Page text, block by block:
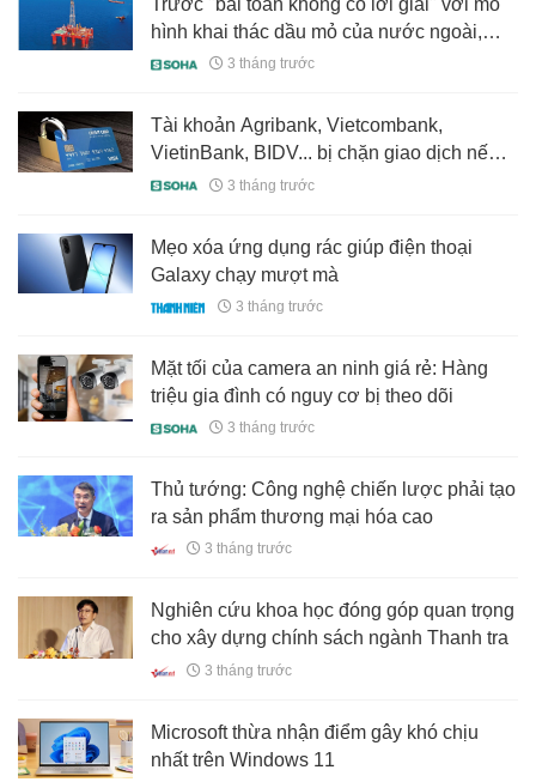
Trước "bài toán không có lời giải" với mô
hình khai thác dầu mỏ của nước ngoài,
Việt Nam tự "may đo" giải pháp, làm chủ
USD
3 tháng trước
Tài khoản Agribank, Vietcombank,
VietinBank, BIDV... bị chặn giao dịch nếu
không đáp ứng điều kiện sau
3 tháng trước
Mẹo xóa ứng dụng rác giúp điện thoại
Galaxy chạy mượt mà
3 tháng trước
Mặt tối của camera an ninh giá rẻ: Hàng
triệu gia đình có nguy cơ bị theo dõi
3 tháng trước
Thủ tướng: Công nghệ chiến lược phải tạo
ra sản phẩm thương mại hóa cao
3 tháng trước
Nghiên cứu khoa học đóng góp quan trọng
cho xây dựng chính sách ngành Thanh tra
3 tháng trước
Microsoft thừa nhận điểm gây khó chịu
nhất trên Windows 11